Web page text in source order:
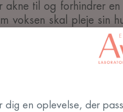
akne til og forhindrer
voksen skal pleje sin
28.11.2025,
dig en oplevelse, der